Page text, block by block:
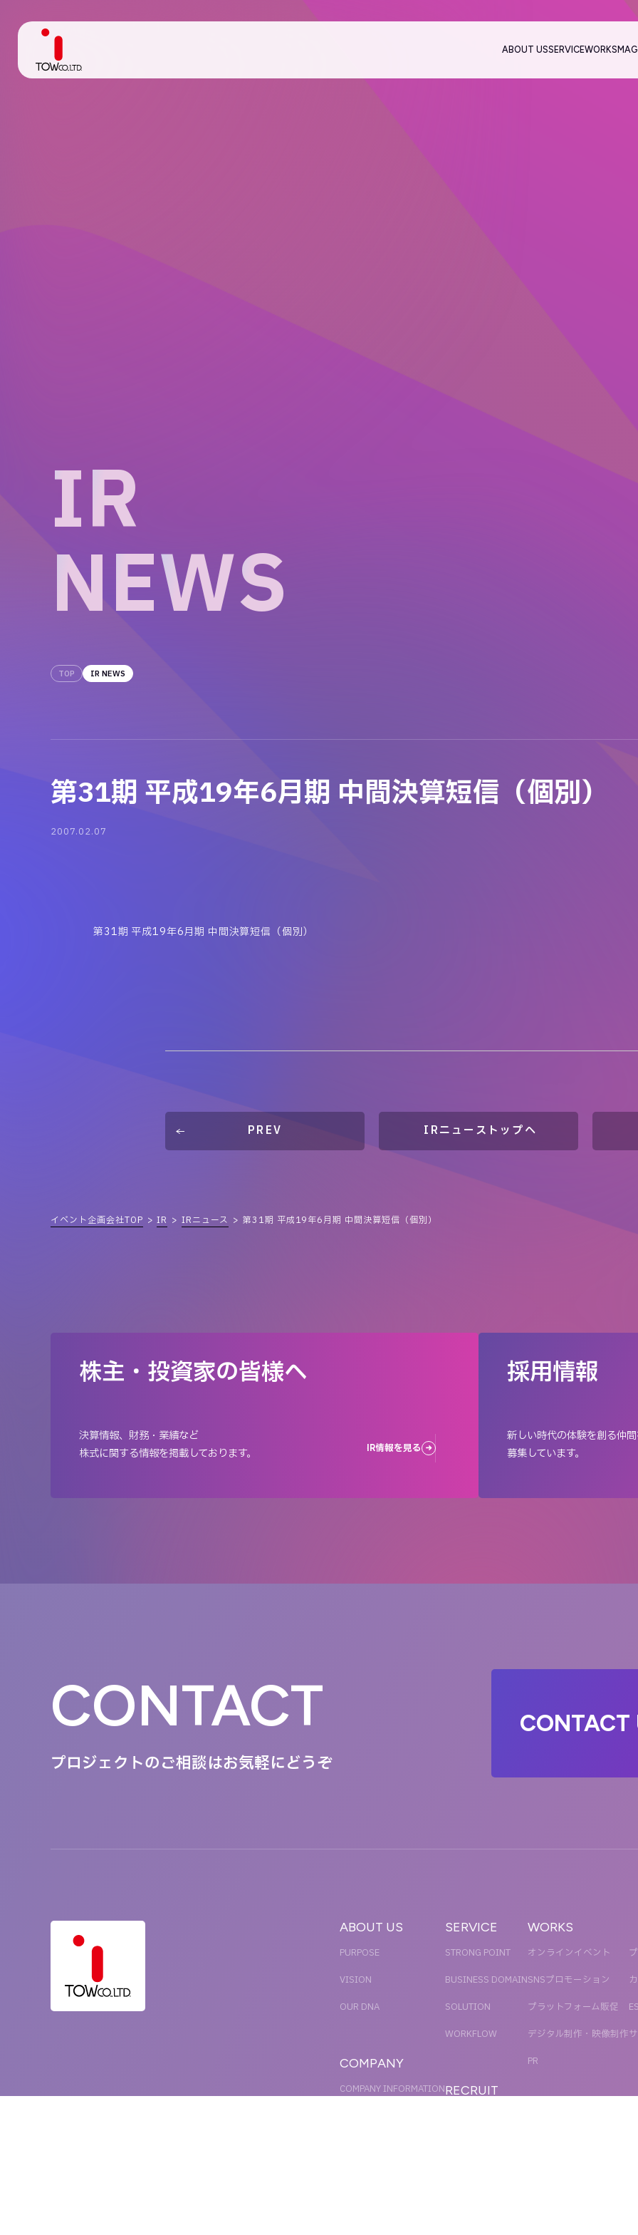
ABOUT USSERVICEWORKS
IR
NEWS
TOP IR NEWS
第31期 平成19年6月期 中間決算短信（個別）
2007.02.07
第31期 平成19年6月期 中間決算短信（個別）
PREV IRニューストップへ
イベント企画会社TOP IR IRニュース 第31期 平成19年6月期 中間決算短信（個別）
株主・投資家の皆様へ
決算情報、財務・業績など
株式に関する情報を掲載しております。
IR情報を見る
採用情報
新しい時代の体験を創る仲
募集しています。
CONTACT
プロジェクトのご相談はお気軽にどうぞ
CONTACT
ABOUT US
PURPOSE
VISION
OUR DNA
COMPANY
COMPANY INFORMATION
SERVICE
STRONG POINT
BUSINESS DOMAIN
SOLUTION
WORKFLOW
RECRUIT
WORKS
オンラインイベント
SNSプロモーション
プラットフォーム販促
デジタル制作・映像制作
PR